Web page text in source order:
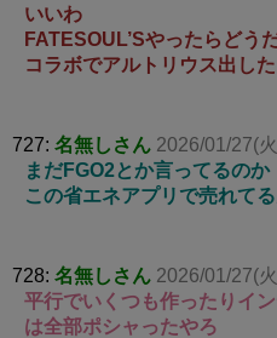
いいわ
FATESOUL’Sやったらどう
コラボでアルトリウス出した
727: 名無しさん 2026/01/27(
まだFGO2とか言ってるのか
この省エネアプリで売れて
728: 名無しさん 2026/01/27(
平行でいくつも作ったりイ
は全部ポシャったやろ